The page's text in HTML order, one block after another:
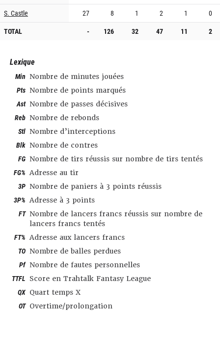
S. Castle
27 8 1 2 1
0
TOTAL
- 126 32 47 11 2
Lexique
Min Nombre de minutes jouées
Pts Nombre de points marqués
Ast Nombre de passes décisives
Reb Nombre de rebonds
Stl Nombre d’interceptions
Blk Nombre de contres
FG Nombre de tirs réussis sur nombre de tirs tentés
FG% Adresse au tir
3P Nombre de paniers à 3 points réussis
3P% Adresse à 3 points
FT Nombre de lancers francs réussis sur nombre de
lancers francs tentés
FT% Adresse aux lancers francs
TO Nombre de balles perdues
Pf Nombre de fautes personnelles
TTFL Score en Trahtalk Fantasy League
QX Quart temps X
OT Overtime/prolongation